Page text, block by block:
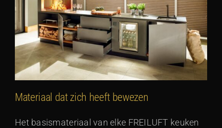
Materiaal dat zich heeft bewezen
Het basismateriaal van elke FREILUFT keuken